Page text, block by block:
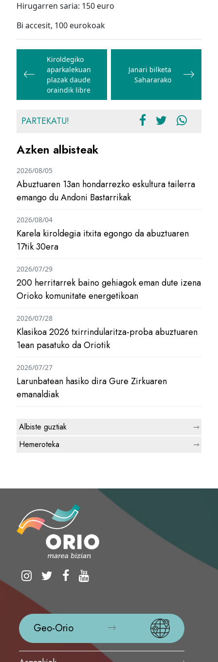
Hirugarren saria: 150 euro
Bi accesit, 100 eurokoak
Bidalketetan
zehar
nabigatu
Kiroldegiko
aparkalekuan
plazak daude
oraindik libre
Janari bilketa
Sahararako
PARTEKATU!
Azken albisteak
Abuztuaren 13an hondarrezko eskultura tailerra
emango du Andoni Bastarrikak
2026/08/05
Karela kiroldegia itxita egongo da abuztuaren
17tik 30era
2026/08/04
200 herritarrek baino gehiagok eman dute izena
Orioko komunitate energetikoan
2026/07/29
Klasikoa 2026 txirrindularitza-proba abuztuaren
1ean pasatuko da Oriotik
2026/07/28
Larunbatean hasiko dira Gure Zirkuaren
emanaldiak
2026/07/27
Albiste guztiak
Hemeroteka
Geo-Orio